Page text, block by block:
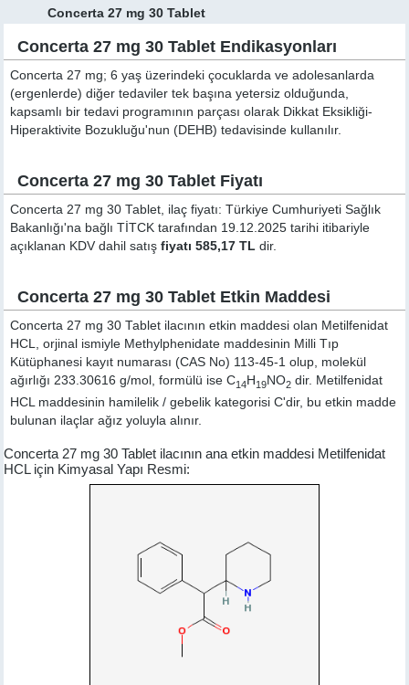
Concerta 27 mg 30 Tablet
Concerta 27 mg 30 Tablet Endikasyonları
Concerta 27 mg; 6 yaş üzerindeki çocuklarda ve adolesanlarda
(ergenlerde) diğer tedaviler tek başına yetersiz olduğunda,
kapsamlı bir tedavi programının parçası olarak Dikkat Eksikliği-
Hiperaktivite Bozukluğu'nun (DEHB) tedavisinde kullanılır.
Concerta 27 mg 30 Tablet Fiyatı
Concerta 27 mg 30 Tablet, ilaç fiyatı: Türkiye Cumhuriyeti Sağlık
Bakanlığı'na bağlı TİTCK tarafından 19.12.2025 tarihi itibariyle
açıklanan KDV dahil satışfiyatı 585,17 TL dir.
Concerta 27 mg 30 Tablet Etkin Maddesi
Concerta 27 mg 30 Tablet ilacının etkin maddesi olan Metilfenidat
HCL, orjinal ismiyle Methylphenidate maddesinin Milli Tıp
Kütüphanesi kayıt numarası (CAS No) 113-45-1 olup, molekül
ağırlığı 233.30616 g/mol, formülü ise C14H 19NO2 dir. Metilfenidat
HCL maddesinin hamilelik / gebelik kategorisi C'dir, bu etkin madde
bulunan ilaçlar ağız yoluyla alınır.
Concerta 27 mg 30 Tablet ilacının ana etkin maddesi Metilfenidat
HCL için Kimyasal Yapı Resmi: